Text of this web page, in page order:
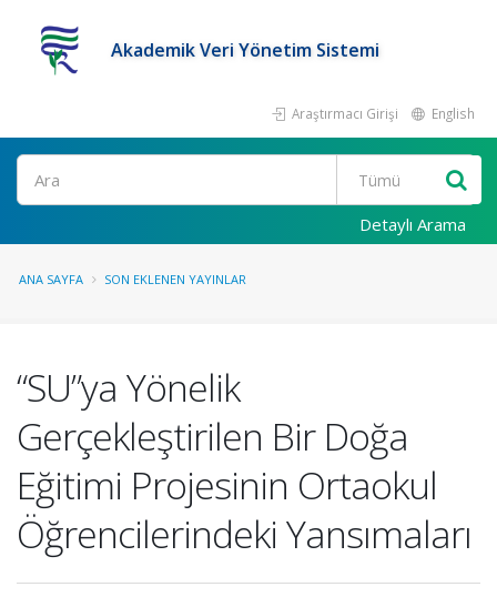
Akademik Veri Yönetim Sistemi
Araştırmacı Girişi English
Ara
Detaylı Arama
ANA SAYFA SON EKLENEN YAYINLAR
“SU”ya Yönelik
Gerçekleştirilen Bir Doğa
Eğitimi Projesinin Ortaokul
Öğrencilerindeki Yansımaları